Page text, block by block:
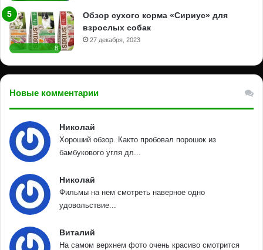
8
Обзор сухого корма «Сириус» для
взрослых собак
27 декабря, 2023
Новые комментарии
Николай
Хороший обзор. Както пробовал порошок из
бамбукового угля дл...
Николай
Фильмы на нем смотреть наверное одно
удовольствие...
Виталий
На самом верхнем фото очень красиво смотрится